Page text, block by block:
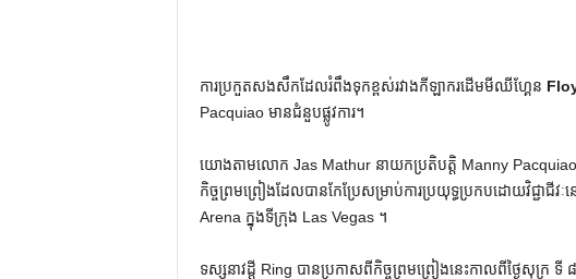
ការ​ប្រកួត​សងសឹក​ដែល​រំពឹង​ទុក​ខ្ពស់​រវាង​កីឡាករ​ដើម​មីឈីហ្គែន
Pacquiao មានជំនួបផ្លូវការ។
យោងតាមលោក Jas Mathur នាយកប្រតិបត្តិ Manny
កិច្ចព្រមព្រៀងដែលបានកែប្រែសម្រាប់ការប្រយុទ្ធប្រកបដោយវិជ្ជាជី
Arena ក្នុងទីក្រុង Las Vegas ។
ទស្សនាវដ្ដី Ring បាន​ប្រកាស​ពី​កិច្ច​ព្រម​ព្រៀង​នេះ​កាល​ពី​ថ្ងៃ​សុក្រ ទី